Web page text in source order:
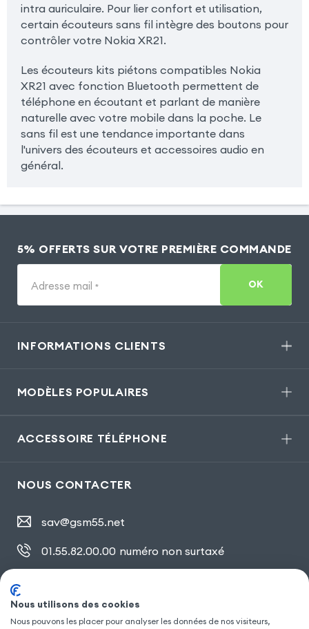
intra auriculaire. Pour lier confort et utilisation,
certain écouteurs sans fil intègre des boutons pour
contrôler votre Nokia XR21.
Les écouteurs kits piétons compatibles Nokia
XR21 avec fonction Bluetooth permettent de
téléphone en écoutant et parlant de manière
naturelle avec votre mobile dans la poche. Le
sans fil est une tendance importante dans
l'univers des écouteurs et accessoires audio en
général.
5% OFFERTS SUR VOTRE PREMIÈRE COMMANDE
Adresse mail * OK
INFORMATIONS CLIENTS
MODÈLES POPULAIRES
ACCESSOIRE TÉLÉPHONE
NOUS CONTACTER
sav@gsm55.net
01.55.82.00.00 numéro non surtaxé
Nous utilisons des cookies
Nous pouvons les placer pour analyser les données de nos visiteurs,